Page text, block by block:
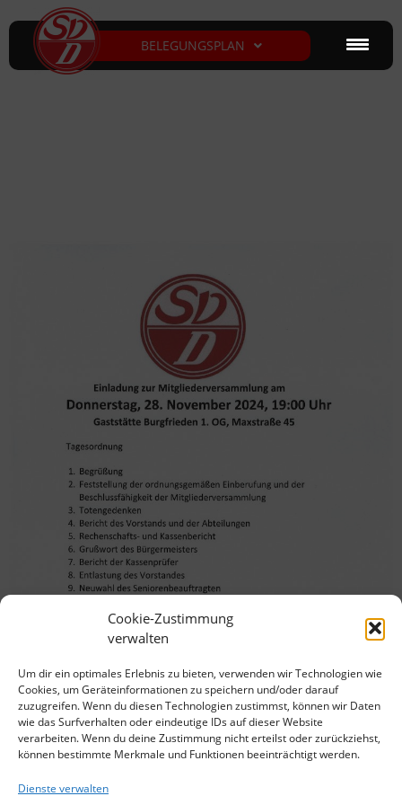
Cookie-Zustimmung
verwalten
Um dir ein optimales Erlebnis zu bieten, verwenden wir Technologien wie
Cookies, um Geräteinformationen zu speichern und/oder darauf
zuzugreifen. Wenn du diesen Technologien zustimmst, können wir Daten
wie das Surfverhalten oder eindeutige IDs auf dieser Website
verarbeiten. Wenn du deine Zustimmung nicht erteilst oder zurückziehst,
können bestimmte Merkmale und Funktionen beeinträchtigt werden.
Dienste verwalten
BELEGUNGSPLAN